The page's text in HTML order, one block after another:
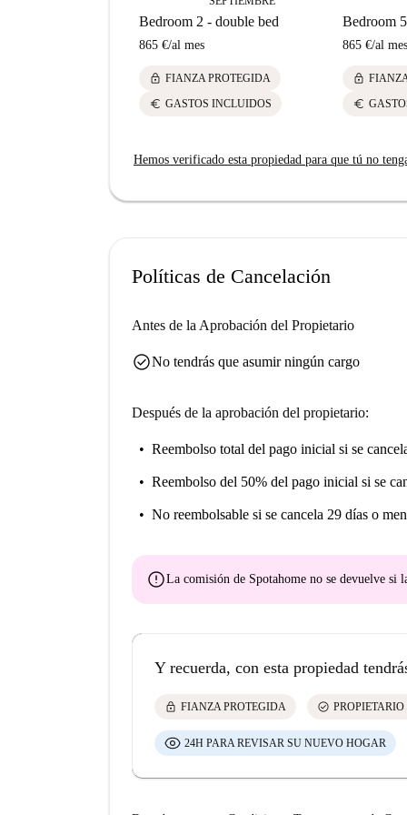
Bedroom 2 - double bed
865 €/al mes
lock FIANZA PROTEGIDA
euro GASTOS INCLUIDOS
Bedroom
865 €/al mes
lock
euro
Hemos verificado esta propiedad para que tú no
Políticas de Cancelación
Antes de la Aprobación del Propietario
check_circleNo tendrás que asumir ningún cargo
Después de la aprobación del propietario:
Reembolso total del pago inicial si se
Reembolso del 50% del pago inicial si se
No reembolsable si se cancela 29 días o
errorLa comisión de Spotahome no se devuelve si
Y recuerda, con esta propiedad
lock FIANZA PROTEGIDA check_circle
24H PARA REVISAR SU NUEVO HOGAR